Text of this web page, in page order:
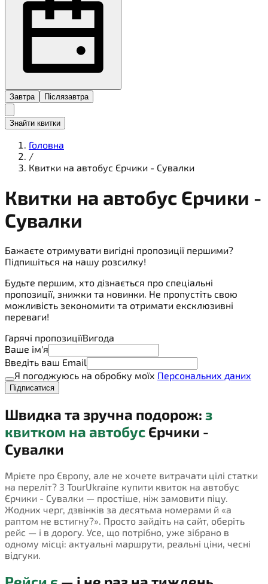
Завтра Післязавтра
Знайти квитки
Головна
/
Квитки на автобус Єрчики - Сувалки
Квитки на автобус Єрчики -
Сувалки
Бажаєте отримувати вигідні пропозиції першими?
Підпишіться на нашу розсилку!
Будьте першим, хто дізнається про спеціальні
пропозиції, знижки та новинки. Не пропустіть свою
можливість зекономити та отримати ексклюзивні
переваги!
Гарячі пропозиціїВигода
Ваше ім'я
Введіть ваш Email
Я погоджуюсь на обробку моїх Персональних даних
Підписатися
Швидка та зручна подорож: з
квитком на автобус Єрчики -
Сувалки
Мрієте про Європу, але не хочете витрачати цілі статки
на переліт? З TourUkraine купити квиток на автобус
Єрчики - Сувалки — простіше, ніж замовити піцу.
Жодних черг, дзвінків за десятьма номерами й «а
раптом не встигну?». Просто зайдіть на сайт, оберіть
рейс — і в дорогу. Усе, що потрібно, уже зібрано в
одному місці: актуальні маршрути, реальні ціни, чесні
відгуки.